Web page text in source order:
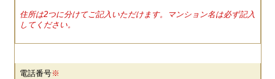
住所は2つに分けてご記入いただけます。マンション名は必ず記入
してください。
電話番号※